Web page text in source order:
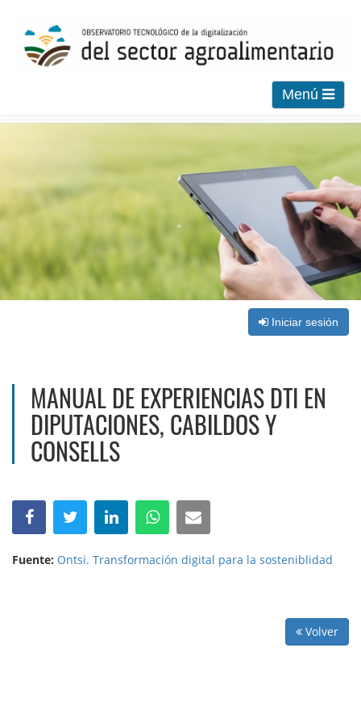
Menú
Iniciar sesión
MANUAL DE EXPERIENCIAS DTI EN
DIPUTACIONES, CABILDOS Y
CONSELLS
Fuente: Ontsi. Transformación digital para la sosteniblidad
Volver